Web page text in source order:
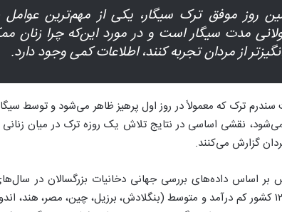
روز موفق ترک سیگار، یکی از مهم‌ترین
مدت سیگار است و در مورد این‌که چرا زنان
از مردان تجربه کنند، اطلاعات کمی وجود دارد.
ترک که معمولاً در روز اول پرهیز ظاهر می‌شود و توسط
نقشی اساسی در نتایج تلاش یک روزه ترک در میان زنانی
گزارش می‌کنند.
سیگاری از ۱۲ کشور کم درآمد و متوسط (بنگلادش، برزیل، چین، مصر، هند،